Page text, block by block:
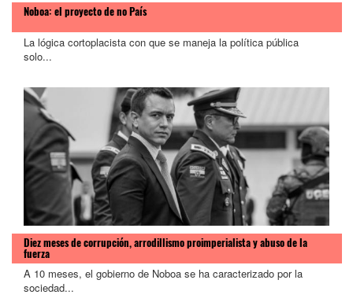
Noboa: el proyecto de no País
La lógica cortoplacista con que se maneja la política pública
solo...
Diez meses de corrupción, arrodillismo proimperialista y abuso de la
fuerza
A 10 meses, el gobierno de Noboa se ha caracterizado por la
sociedad...